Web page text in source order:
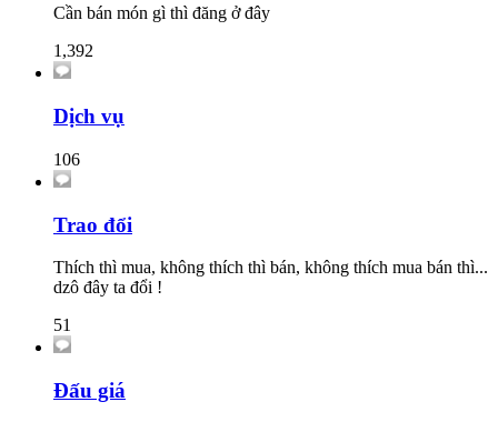
Cần bán món gì thì đăng ở đây
1,392
Dịch vụ
106
Trao đổi
Thích thì mua, không thích thì bán, không thích mua bán thì...
dzô đây ta đổi !
51
Đấu giá